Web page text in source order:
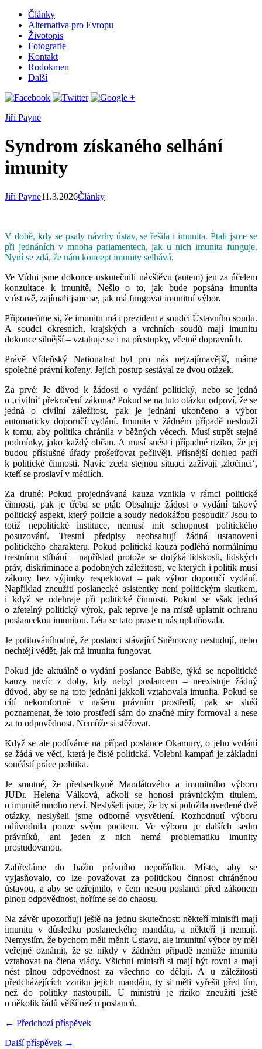
Články
Alternativa pro Evropu
Životopis
Fotografie
Kontakt
Rodokmen
Další
Jiří Payne
Syndrom získaného selhání
imunity
Jiří Payne11.3.2026Články
V době, kdy se psaly návrhy ústav, se řešila i imunita. Ptali jsme se
při jednáních v mnoha parlamentech, jak u nich imunita funguje.
Nyní se zdá, že nám koncept imunity selhává.
Ve Vídni jsme dokonce uskutečnili návštěvu (autem) jen za účelem
konzultace k imunitě. Nešlo o to, jak bude popsána imunita
v ústavě, zajímali jsme se, jak má fungovat imunitní výbor.
Připomeňme si, že imunitu má i prezident a soudci Ústavního soudu.
A soudci okresních, krajských a vrchních soudů mají imunitu
dokonce silnější – vztahuje se i na přestupky, včetně dopravních.
Právě Vídeňský Nationalrat byl pro nás nejzajímavější, máme
společné právní kořeny. Jejich postup sestával ze dvou otázek.
Za prvé: Je důvod k žádosti o vydání politický, nebo se jedná
o ‚civilní‘ překročení zákona? Pokud se na tuto otázku odpoví, že se
jedná o civilní záležitost, pak je jednání ukončeno a výbor
automaticky doporučí vydání. Imunita v žádném případě neslouží
k tomu, aby politika chránila v běžných věcech. Musí strpět stejné
podmínky, jako každý občan. A musí snést i případné riziko, že jej
budou příslušné úřady prošetřovat pečlivěji. Přísnější dohled patří
k politické činnosti. Navíc zcela stejnou situaci zažívají ‚zločinci‘,
kteří se proslaví v médiích.
Za druhé: Pokud projednávaná kauza vznikla v rámci politické
činnosti, pak je třeba se ptát: Obsahuje žádost o vydání takový
politický aspekt, který policie a soudy nedokážou posoudit? Jsou to
totiž nepolitické instituce, nemusí mít schopnost politického
posuzování. Trestní předpisy neobsahují žádná ustanovení
politického charakteru. Pokud politická kauza podléhá normálnímu
trestnímu stíhání – například protože se dotýká lidskosti, lidských
práv, diskriminace a podobných záležitostí, ve kterých i politik musí
zákony bez výjimky respektovat – pak výbor doporučí vydání.
Například zneužití poslanecké asistentky není politickým skutkem,
i když se odehraje při politické činnosti. Pokud se však jedná
o zřetelný politický výrok, pak teprve je na místě uplatnit ochranu
poslaneckou imunitou. Léta se tato praxe u nás uplatňovala.
Je politováníhodné, že poslanci stávající Sněmovny nestudují, nebo
nechtějí vědět, jak má imunita fungovat.
Pokud jde aktuálně o vydání poslance Babiše, týká se nepolitické
kauzy navíc z doby, kdy nebyl poslancem – neexistuje žádný
důvod, aby se na toto jednání jakkoli vztahovala imunita. Pokud se
cítí nekomfortně v našem právním prostředí, pak se sluší
poznamenat, že toto prostředí sám do značné míry formoval a nese
za to odpovědnost. Nemůže si stěžovat.
Když se ale podíváme na případ poslance Okamury, o jeho vydání
se žádá ve věci, která je čistě politická. Volební kampaň je základní
součástí práce politika.
Je smutné, že předsedkyně Mandátového a imunitního výboru
JUDr. Helena Válková, ačkoli se honosí právnickým titulem,
o imunitě mnoho neví. Neslyšeli jsme, že by si položila uvedené dvě
otázky, neslyšeli jsme odborné vysvětlení. Rozhodnutí výboru
odůvodnila pouze svým pocitem. Ve výboru je dalších sedm
právníků, ani jeden z nich nemá problematiku imunity
prostudovanou.
Zabředáme do bažin právního nepořádku. Místo, aby se
vyjasňovalo, co lze považovat za politickou činnost chráněnou
ústavou, a aby se ozřejmilo, v čem nesou poslanci před zákonem
plnou odpovědnost, noříme se do chaosu.
Na závěr upozorňuji ještě na jednu skutečnost: někteří ministři mají
imunitu v důsledku poslaneckého mandátu, a někteří ji nemají.
Nemyslím, že bychom měli měnit Ústavu, ale imunitní výbor by měl
veřejně oznámit, že se nikdy v žádném případě nemůže imunita
vztahovat na člena vlády. Všichni ministři si mají být rovni a mají
nést plnou odpovědnost za všechno co dělají. A u záležitostí
předcházejících vzniku jejich mandátu, ty si měli vyřešit před tím,
než do politiky nastoupili. U ministrů je riziko zneužití ještě
o několik řádů větší než u poslanců.
← Předchozí příspěvek
Další příspěvek →